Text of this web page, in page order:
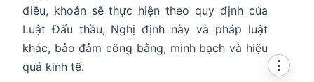
điều, khoản sẽ thực hiện theo quy định của
Luật Đấu thầu, Nghị định này và pháp luật
khác, bảo đảm công bằng, minh bạch và hiệu
quả kinh tế.
⋮